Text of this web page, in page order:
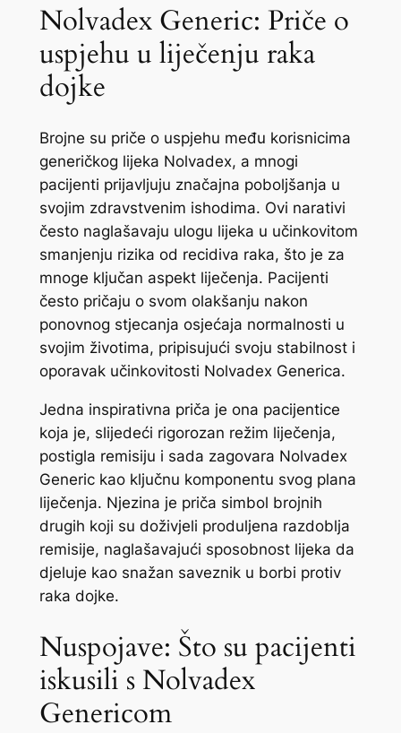
Nolvadex Generic: Priče o
uspjehu u liječenju raka
dojke
Brojne su priče o uspjehu među korisnicima
generičkog lijeka Nolvadex, a mnogi
pacijenti prijavljuju značajna poboljšanja u
svojim zdravstvenim ishodima. Ovi narativi
često naglašavaju ulogu lijeka u učinkovitom
smanjenju rizika od recidiva raka, što je za
mnoge ključan aspekt liječenja. Pacijenti
često pričaju o svom olakšanju nakon
ponovnog stjecanja osjećaja normalnosti u
svojim životima, pripisujući svoju stabilnost i
oporavak učinkovitosti Nolvadex Generica.
Jedna inspirativna priča je ona pacijentice
koja je, slijedeći rigorozan režim liječenja,
postigla remisiju i sada zagovara Nolvadex
Generic kao ključnu komponentu svog plana
liječenja. Njezina je priča simbol brojnih
drugih koji su doživjeli produljena razdoblja
remisije, naglašavajući sposobnost lijeka da
djeluje kao snažan saveznik u borbi protiv
raka dojke.
Nuspojave: Što su pacijenti
iskusili s Nolvadex
Genericom